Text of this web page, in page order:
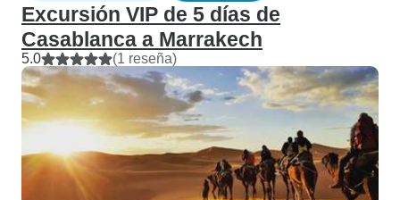
Excursión VIP de 5 días de
Casablanca a Marrakech
5.0 (1 reseña)